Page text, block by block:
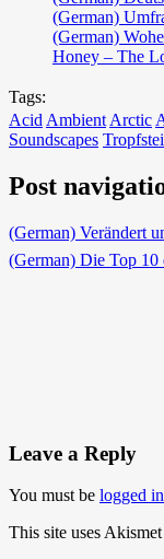
(German)
(German)
Honey – The
Tags:
Acid Ambient Arctic
Soundscapes
Post
(German) Verändert
(German) Die Top 10
Leave a Reply
You must be logged in
This site uses